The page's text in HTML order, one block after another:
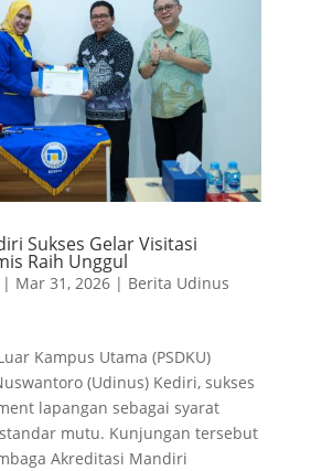
Sukses Gelar Visitasi
Raih Unggul
| Mar 31, 2026| Berita Udinus
Kampus Utama (PSDKU)
(Udinus) Kediri, sukses
lapangan sebagai syarat
mutu. Kunjungan tersebut
Akreditasi Mandiri